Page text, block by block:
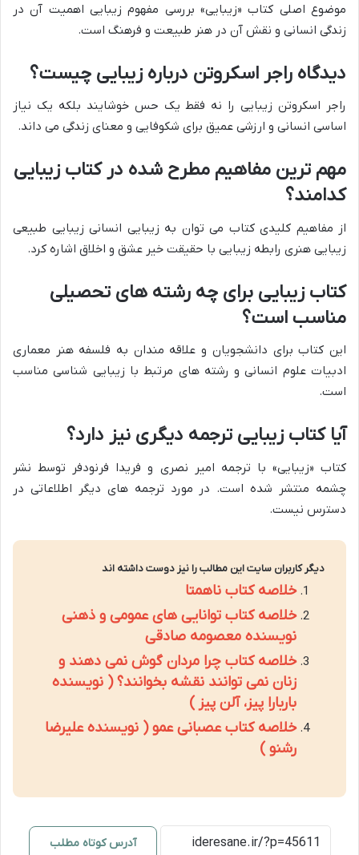
موضوع اصلی کتاب «زیبایی» بررسی مفهوم زیبایی اهمیت آن در
زندگی انسانی و نقش آن در هنر طبیعت و فرهنگ است.
دیدگاه راجر اسکروتن درباره زیبایی چیست؟
راجر اسکروتن زیبایی را نه فقط یک حس خوشایند بلکه یک نیاز
اساسی انسانی و ارزشی عمیق برای شکوفایی و معنای زندگی می داند.
مهم ترین مفاهیم مطرح شده در کتاب زیبایی
کدامند؟
از مفاهیم کلیدی کتاب می توان به زیبایی انسانی زیبایی طبیعی
زیبایی هنری رابطه زیبایی با حقیقت خیر عشق و اخلاق اشاره کرد.
کتاب زیبایی برای چه رشته های تحصیلی
مناسب است؟
این کتاب برای دانشجویان و علاقه مندان به فلسفه هنر معماری
ادبیات علوم انسانی و رشته های مرتبط با زیبایی شناسی مناسب
است.
آیا کتاب زیبایی ترجمه دیگری نیز دارد؟
کتاب «زیبایی» با ترجمه امیر نصری و فریدا فرنودفر توسط نشر
چشمه منتشر شده است. در مورد ترجمه های دیگر اطلاعاتی در
دسترس نیست.
دیگر کاربران سایت این مطالب را نیز دوست داشته اند
خلاصه کتاب ناهمتا
خلاصه کتاب توانایی های عمومی و ذهنی
نویسنده معصومه صادقی
خلاصه کتاب چرا مردان گوش نمی دهند و
زنان نمی توانند نقشه بخوانند؟ ( نویسنده
باربارا پیز، آلن پیز )
خلاصه کتاب عصبانی عمو ( نویسنده علیرضا
رشنو )
آدرس کوتاه مطلب